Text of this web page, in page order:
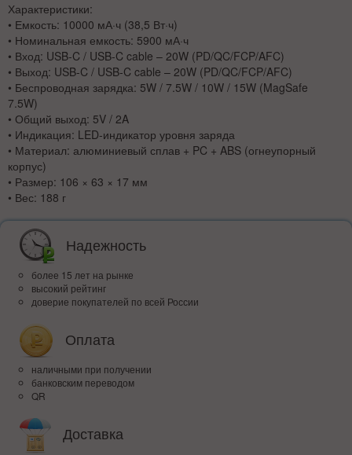
Характеристики:
• Емкость: 10000 мА·ч (38,5 Вт·ч)
• Номинальная емкость: 5900 мА·ч
• Вход: USB-C / USB-C cable – 20W (PD/QC/FCP/AFC)
• Выход: USB-C / USB-C cable – 20W (PD/QC/FCP/AFC)
• Беспроводная зарядка: 5W / 7.5W / 10W / 15W (MagSafe
7.5W)
• Общий выход: 5V / 2A
• Индикация: LED-индикатор уровня заряда
• Материал: алюминиевый сплав + PC + ABS (огнеупорный
корпус)
• Размер: 106 × 63 × 17 мм
• Вес: 188 г
Надежность
более 15 лет на рынке
высокий рейтинг
доверие покупателей по всей России
Оплата
наличными при получении
банковским переводом
QR
Доставка